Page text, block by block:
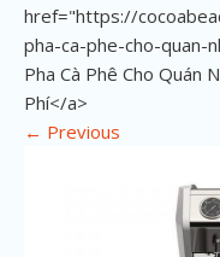
href="https://
pha-ca-phe-cho-quan-
Pha Cà Phê Cho Quán
Phí</a>
← Previous